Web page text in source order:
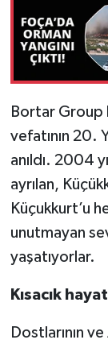
Bortar Group
vefatının 20.
anıldı. 2004
ayrılan,
Küçukkurt’u
unutmayan
yaşatıyorlar.
Kısacık
Dostlarının